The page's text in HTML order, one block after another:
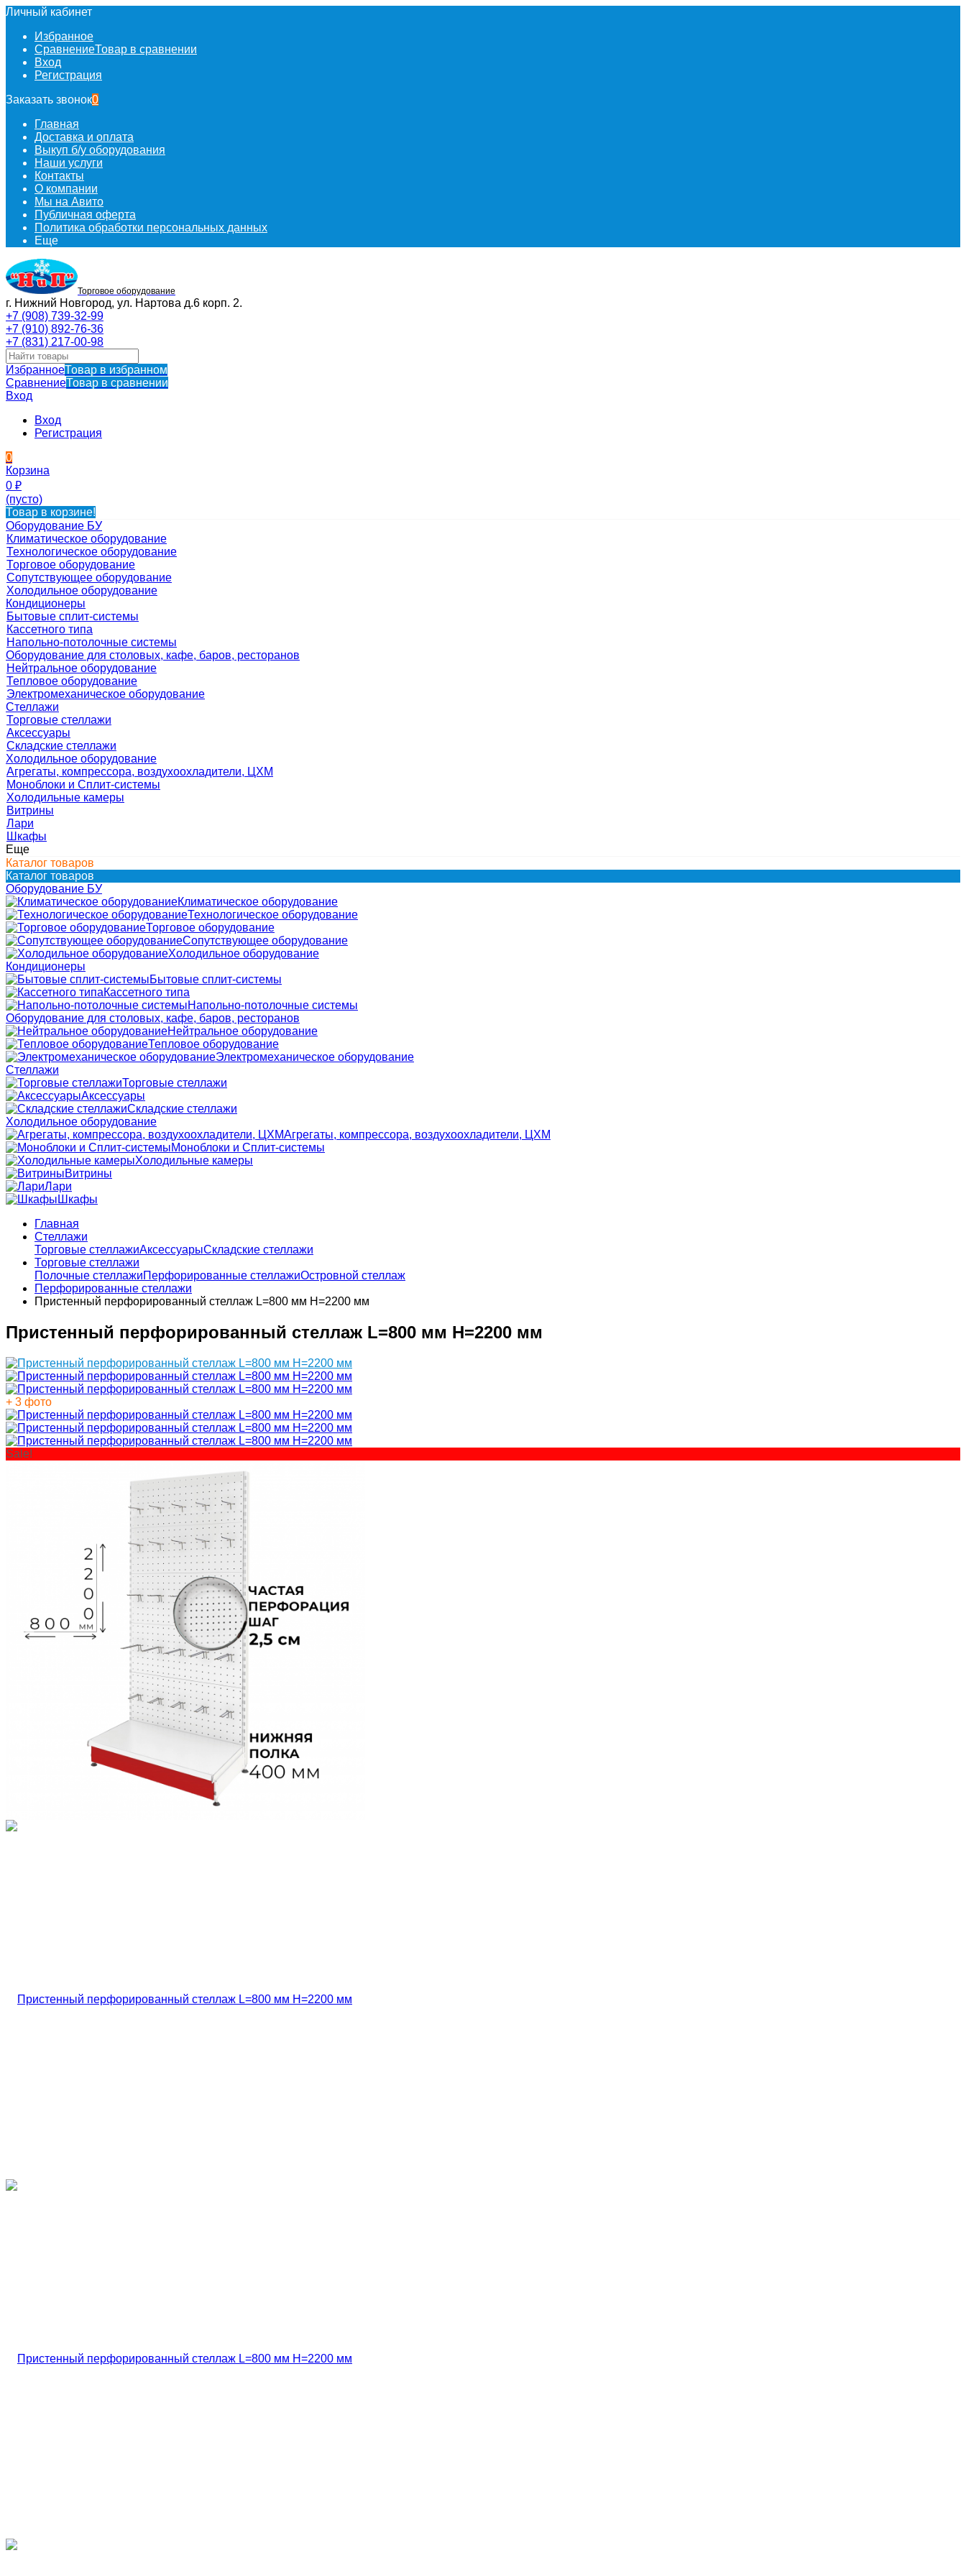
Личный кабинет
Избранное
СравнениеТовар в сравнении
Вход
Регистрация
Заказать звонок0
Главная
Доставка и оплата
Выкуп б/у оборудования
Наши услуги
Контакты
О компании
Мы на Авито
Публичная оферта
Политика обработки персональных данных
Еще
Торговое оборудование
г. Нижний Новгород, ул. Нартова д.6 корп. 2.
+7 (908) 739-32-99
+7 (910) 892-76-36
+7 (831) 217-00-98
ИзбранноеТовар в избранном
СравнениеТовар в сравнении
Вход
Вход
Регистрация
0
Корзина
0 ₽
(пусто)
Товар в корзине!
Оборудование БУ
Климатическое оборудование
Технологическое оборудование
Торговое оборудование
Сопутствующее оборудование
Холодильное оборудование
Кондиционеры
Бытовые сплит-системы
Кассетного типа
Напольно-потолочные системы
Оборудование для столовых, кафе, баров, ресторанов
Нейтральное оборудование
Тепловое оборудование
Электромеханическое оборудование
Стеллажи
Торговые стеллажи
Аксессуары
Складские стеллажи
Холодильное оборудование
Агрегаты, компрессора, воздухоохладители, ЦХМ
Моноблоки и Сплит-системы
Холодильные камеры
Витрины
Лари
Шкафы
Еще
Каталог товаров
Каталог товаров
Оборудование БУ
Климатическое оборудование
Технологическое оборудование
Торговое оборудование
Сопутствующее оборудование
Холодильное оборудование
Кондиционеры
Бытовые сплит-системы
Кассетного типа
Напольно-потолочные системы
Оборудование для столовых, кафе, баров, ресторанов
Нейтральное оборудование
Тепловое оборудование
Электромеханическое оборудование
Стеллажи
Торговые стеллажи
Аксессуары
Складские стеллажи
Холодильное оборудование
Агрегаты, компрессора, воздухоохладители, ЦХМ
Моноблоки и Сплит-системы
Холодильные камеры
Витрины
Лари
Шкафы
Главная
Стеллажи
Торговые стеллажиАксессуарыСкладские стеллажи
Торговые стеллажи
Полочные стеллажиПерфорированные стеллажиОстровной стеллаж
Перфорированные стеллажи
Пристенный перфорированный стеллаж L=800 мм H=2200 мм
Пристенный перфорированный стеллаж L=800 мм H=2200 мм
+ 3 фото
Sale!